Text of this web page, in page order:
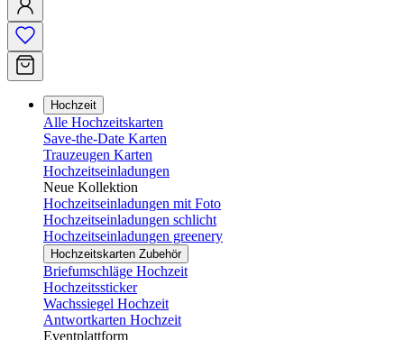
Hochzeit
Alle Hochzeitskarten
Save-the-Date Karten
Trauzeugen Karten
Hochzeitseinladungen
Neue Kollektion
Hochzeitseinladungen mit Foto
Hochzeitseinladungen schlicht
Hochzeitseinladungen greenery
Hochzeitskarten Zubehör
Briefumschläge Hochzeit
Hochzeitssticker
Wachssiegel Hochzeit
Antwortkarten Hochzeit
Eventplattform